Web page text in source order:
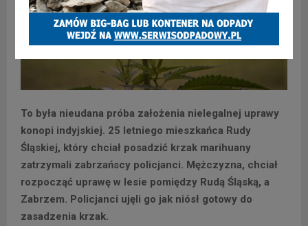
To była nieudana próba założenia nielegalnej uprawy
konopi indyjskiej. 25 letniego mieszkańca Rudy
Śląskiej, który chciał posadzić krzak marihuany
zatrzymali zabrzańscy policjanci. Mężczyzna, chciał
rozpocząć uprawę w lesie pomiędzy Rudą Śląską, a
Zabrzem. Policjanci ujęli go jak niósł gotowy do
zasadzenia krzak.